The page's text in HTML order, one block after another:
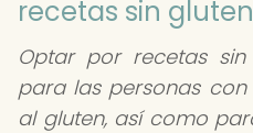
recetas sin
Optar por recetas
para las personas con
al gluten, así como